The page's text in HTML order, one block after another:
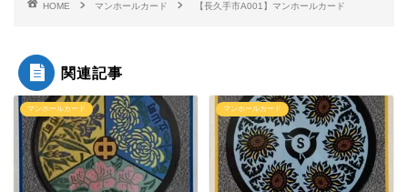
HOME マンホールカード 【長久手市A001】マンホールカード
関連記事
マンホールカード マンホールカード